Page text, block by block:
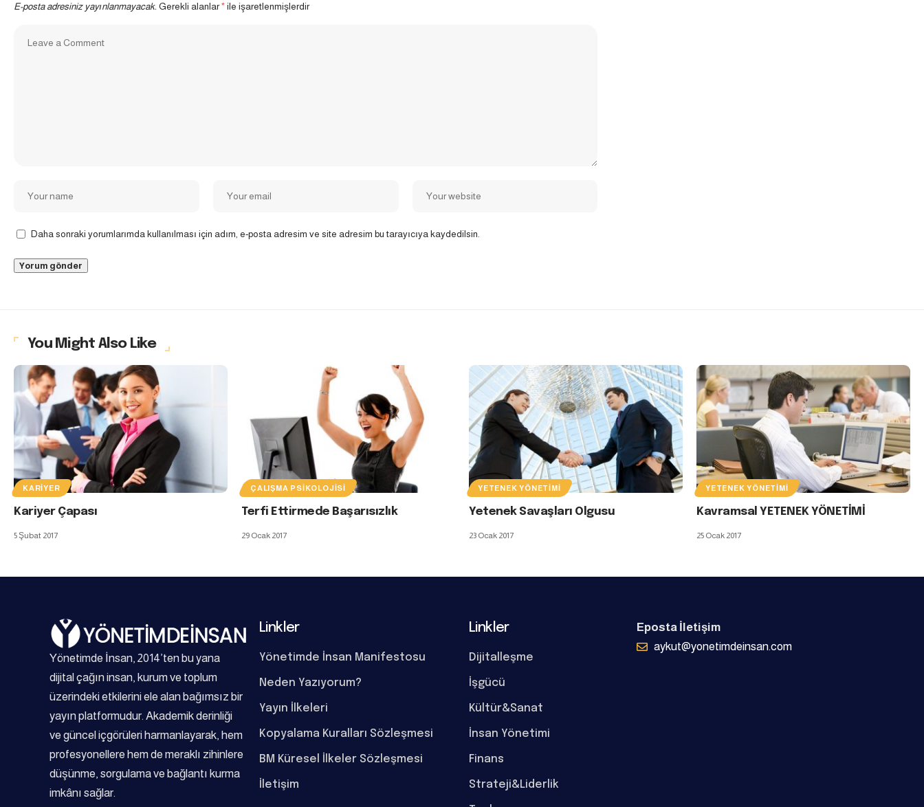
E-posta adresiniz yayınlanmayacak. Gerekli alanlar* ile işaretlenmişlerdir
Daha sonraki yorumlarımda kullanılması için adım, e-posta adresim ve site adresim bu tarayıcıya kaydedilsin.
You Might Also Like
KARIYER
Kariyer Çapası
5 Şubat 2017
ÇALIŞMA PSIKOLOJISI
Terfi Ettirmede Başarısızlık
29 Ocak 2017
YETENEK YÖNETIMI
Yetenek Savaşları Olgusu
23 Ocak 2017
YETENEK YÖNETIMI
Kavramsal YETENEK YÖNETİMİ
25 Ocak 2017
Yönetimde İnsan, 2014’ten bu yana
dijital çağın insan, kurum ve toplum
üzerindeki etkilerini ele alan bağımsız bir
yayın platformudur. Akademik derinliği
ve güncel içgörüleri harmanlayarak, hem
profesyonellere hem de meraklı zihinlere
düşünme, sorgulama ve bağlantı kurma
imkânı sağlar.
Linkler
Yönetimde İnsan Manifestosu
Neden Yazıyorum?
Yayın İlkeleri
Kopyalama Kuralları Sözleşmesi
BM Küresel İlkeler Sözleşmesi
İletişim
Linkler
Dijitalleşme
İşgücü
Kültür&Sanat
İnsan Yönetimi
Finans
Strateji&Liderlik
Eposta İletişim
aykut@yonetimdeinsan.com